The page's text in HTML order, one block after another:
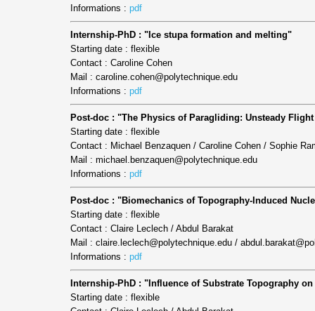
Informations : pdf
Internship-PhD : "Ice stupa formation and melting"
Starting date : flexible
Contact : Caroline Cohen
Mail : caroline.cohen@polytechnique.edu
Informations : pdf
Post-doc : "The Physics of Paragliding: Unsteady
Starting date : flexible
Contact : Michael Benzaquen / Caroline Cohen / Sophie
Mail : michael.benzaquen@polytechnique.edu
Informations : pdf
Post-doc : "Biomechanics of Topography-Induced
Starting date : flexible
Contact : Claire Leclech / Abdul Barakat
Mail : claire.leclech@polytechnique.edu /
Informations : pdf
Internship-PhD : "Influence of Substrate Topography
Starting date : flexible